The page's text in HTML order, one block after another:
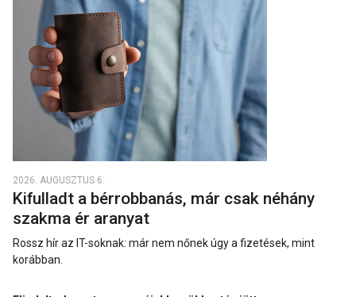
2026. AUGUSZTUS 6.
Kifulladt a bérrobbanás, már csak néhány
szakma ér aranyat
Rossz hír az IT-soknak: már nem nőnek úgy a fizetések, mint
korábban.